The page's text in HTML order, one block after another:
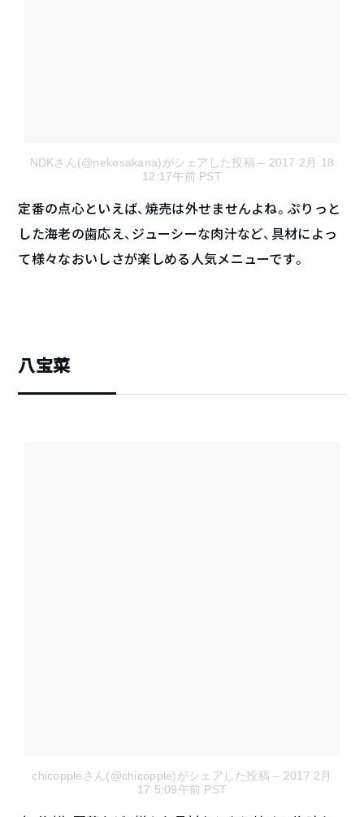
NDKさん(@nekosakana)がシェアした投稿 – 2017 2月 18
12:17午前 PST
定番の点心といえば、焼売は外せませんよね。ぷりっと
した海老の歯応え、ジューシーな肉汁など、具材によっ
て様々なおいしさが楽しめる人気メニューです。
八宝菜
chicoppleさん(@chicopple)がシェアした投稿 – 2017 2月
17 5:09午前 PST